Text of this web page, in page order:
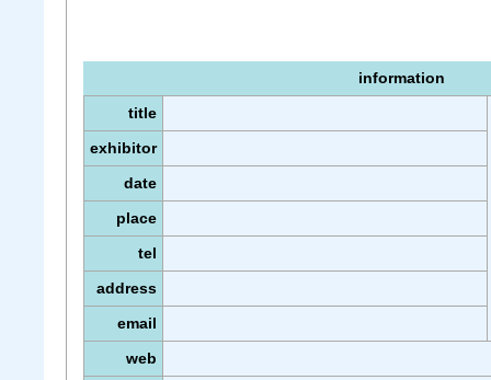
information
title
exhibitor
date
place
tel
address
email
web